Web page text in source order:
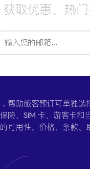
获取优惠、热
帮助旅客预订可单独选
险、SIM 卡、游客卡和
可用性、价格、条款、